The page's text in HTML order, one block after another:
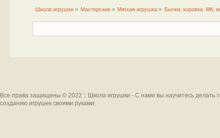
Школа игрушки» Мастерские » Мягкая игрушка » Бычки, коровки. МК,
Все права защищены © 2022 :: Школа игрушки - С нами вы научитесь делать
созданию игрушек своими руками.